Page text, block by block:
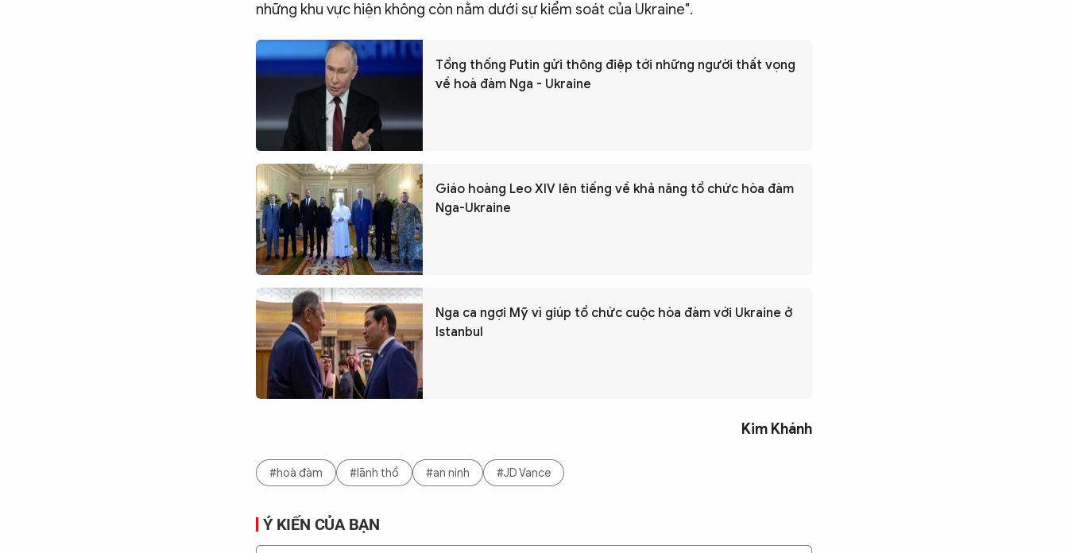
những khu vực hiện không còn nằm dưới sự kiểm soát của Ukraine".
Tổng thống Putin gửi thông điệp tới những người thất vọng
về hoà đàm Nga - Ukraine
Giáo hoàng Leo XIV lên tiếng về khả năng tổ chức hòa đàm
Nga-Ukraine
Nga ca ngợi Mỹ vì giúp tổ chức cuộc hòa đàm với Ukraine ở
Istanbul
Kim Khánh
#hoà đàm #lãnh thổ #an ninh #JD Vance
Ý KIẾN CỦA BẠN